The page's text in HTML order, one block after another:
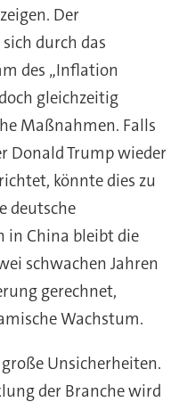
Der
durch das
des „Inflation
gleichzeitig
Maßnahmen. Falls
Donald Trump wieder
könnte dies zu
deutsche
in China bleibt die
schwachen Jahren
gerechnet,
Wachstum.
Unsicherheiten.
der Branche wird